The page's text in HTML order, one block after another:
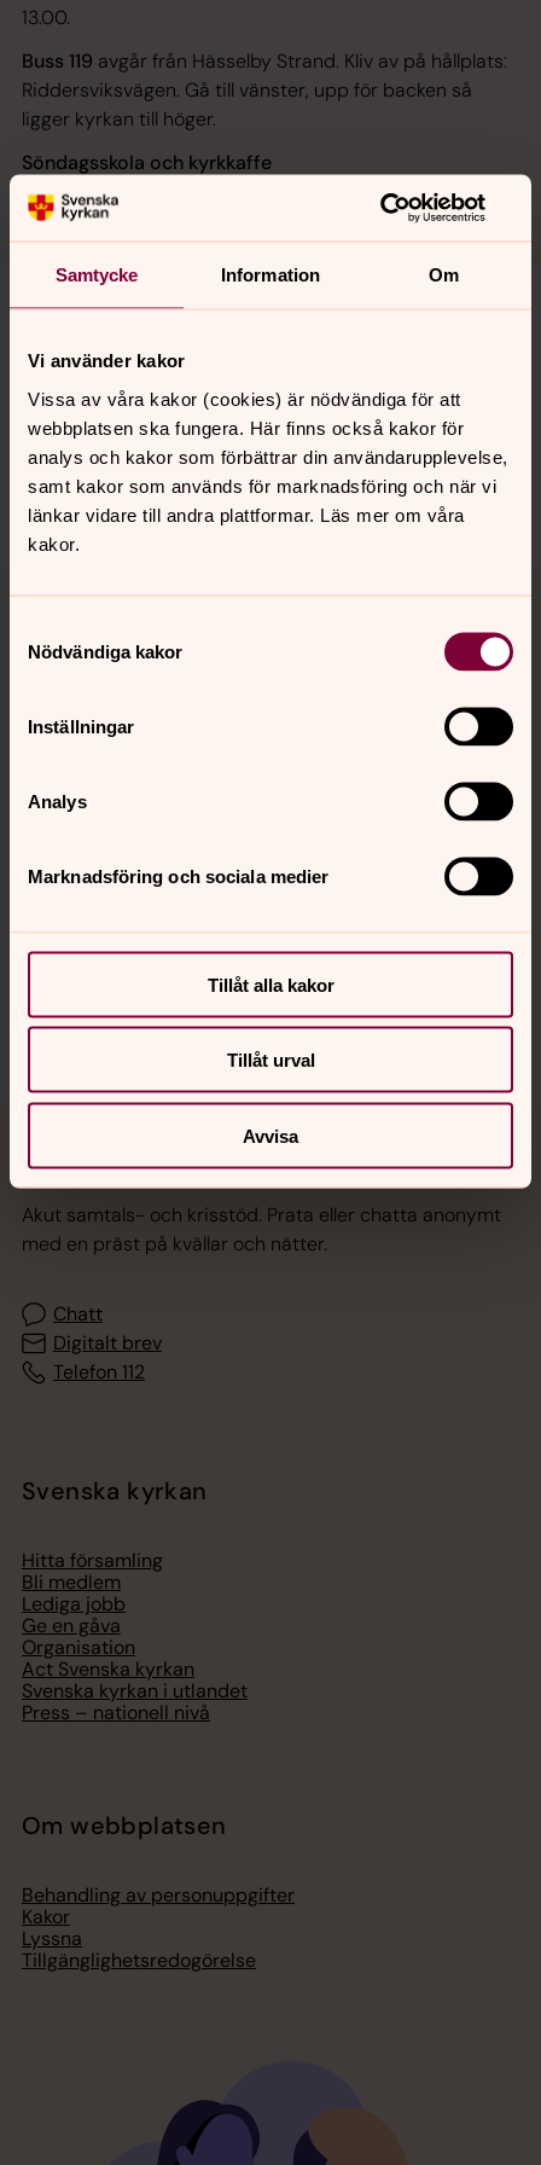
Samtycke Information Om
Vi använder kakor
Vissa av våra kakor (cookies) är nödvändiga för att
webbplatsen ska fungera. Här finns också kakor för
analys och kakor som förbättrar din användarupplevelse,
samt kakor som används för marknadsföring och när vi
länkar vidare till andra plattformar. Läs mer om våra
kakor.
Nödvändiga kakor
Inställningar
Analys
Marknadsföring och sociala medier
Tillåt alla kakor
Tillåt urval
Avvisa
13.00.
Buss 119 avgår från Hässelby Strand. Kliv av på hållplats:
Riddersviksvägen. Gå till vänster, upp för backen så
ligger kyrkan till höger.
Söndagsskola och kyrkkaffe
Välkommen!
Senast ändrad 1 oktober 2024
Synpunkter eller frågor på sidans
innehåll?
hasselby.forsamling@svenskakyrkan.se
Dela
Kalender
Hitta snabbt
Jourhavande präst
Akut samtals- och krisstöd. Prata eller chatta anonymt
med en präst på kvällar och nätter.
Chatt
Digitalt brev
Telefon 112
Svenska kyrkan
Hitta församling
Bli medlem
Lediga jobb
Ge en gåva
Organisation
Act Svenska kyrkan
Svenska kyrkan i utlandet
Press – nationell nivå
Om webbplatsen
Behandling av personuppgifter
Kakor
Lyssna
Tillgänglighetsredogörelse